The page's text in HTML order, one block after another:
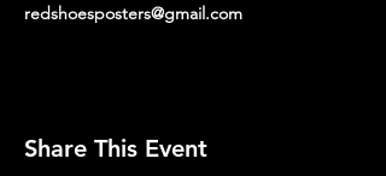
redshoesposters@gmail.com
Share This Event